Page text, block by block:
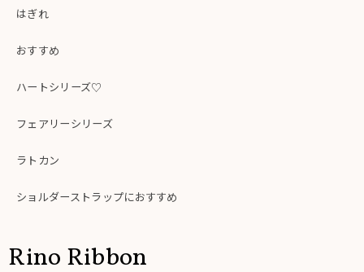
はぎれ
おすすめ
ハートシリーズ♡
フェアリーシリーズ
ラトカン
ショルダーストラップにおすすめ
Rino Ribbon